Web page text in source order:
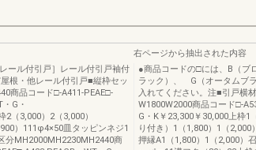
ル付引戸］レール付引戸袖付
根・他レール付引戸■縦枠セッ
商品コード□-A411-PEAE□-
G・
2（3,000）2（3,000）
）111φ4×50皿タッピンネジ1
分MH2000MH2230MH2440商
右ページから抽出された内容
●商品コードの□には、B（ブ
ラック）、 G（オータムブ
入れてください。注■引戸横
W1800W2000商品コード□-
G・K￥23,300￥30,000上枠1
り付き）1（1,800）1（2,000
押縁A1（1,800）1（2,000）